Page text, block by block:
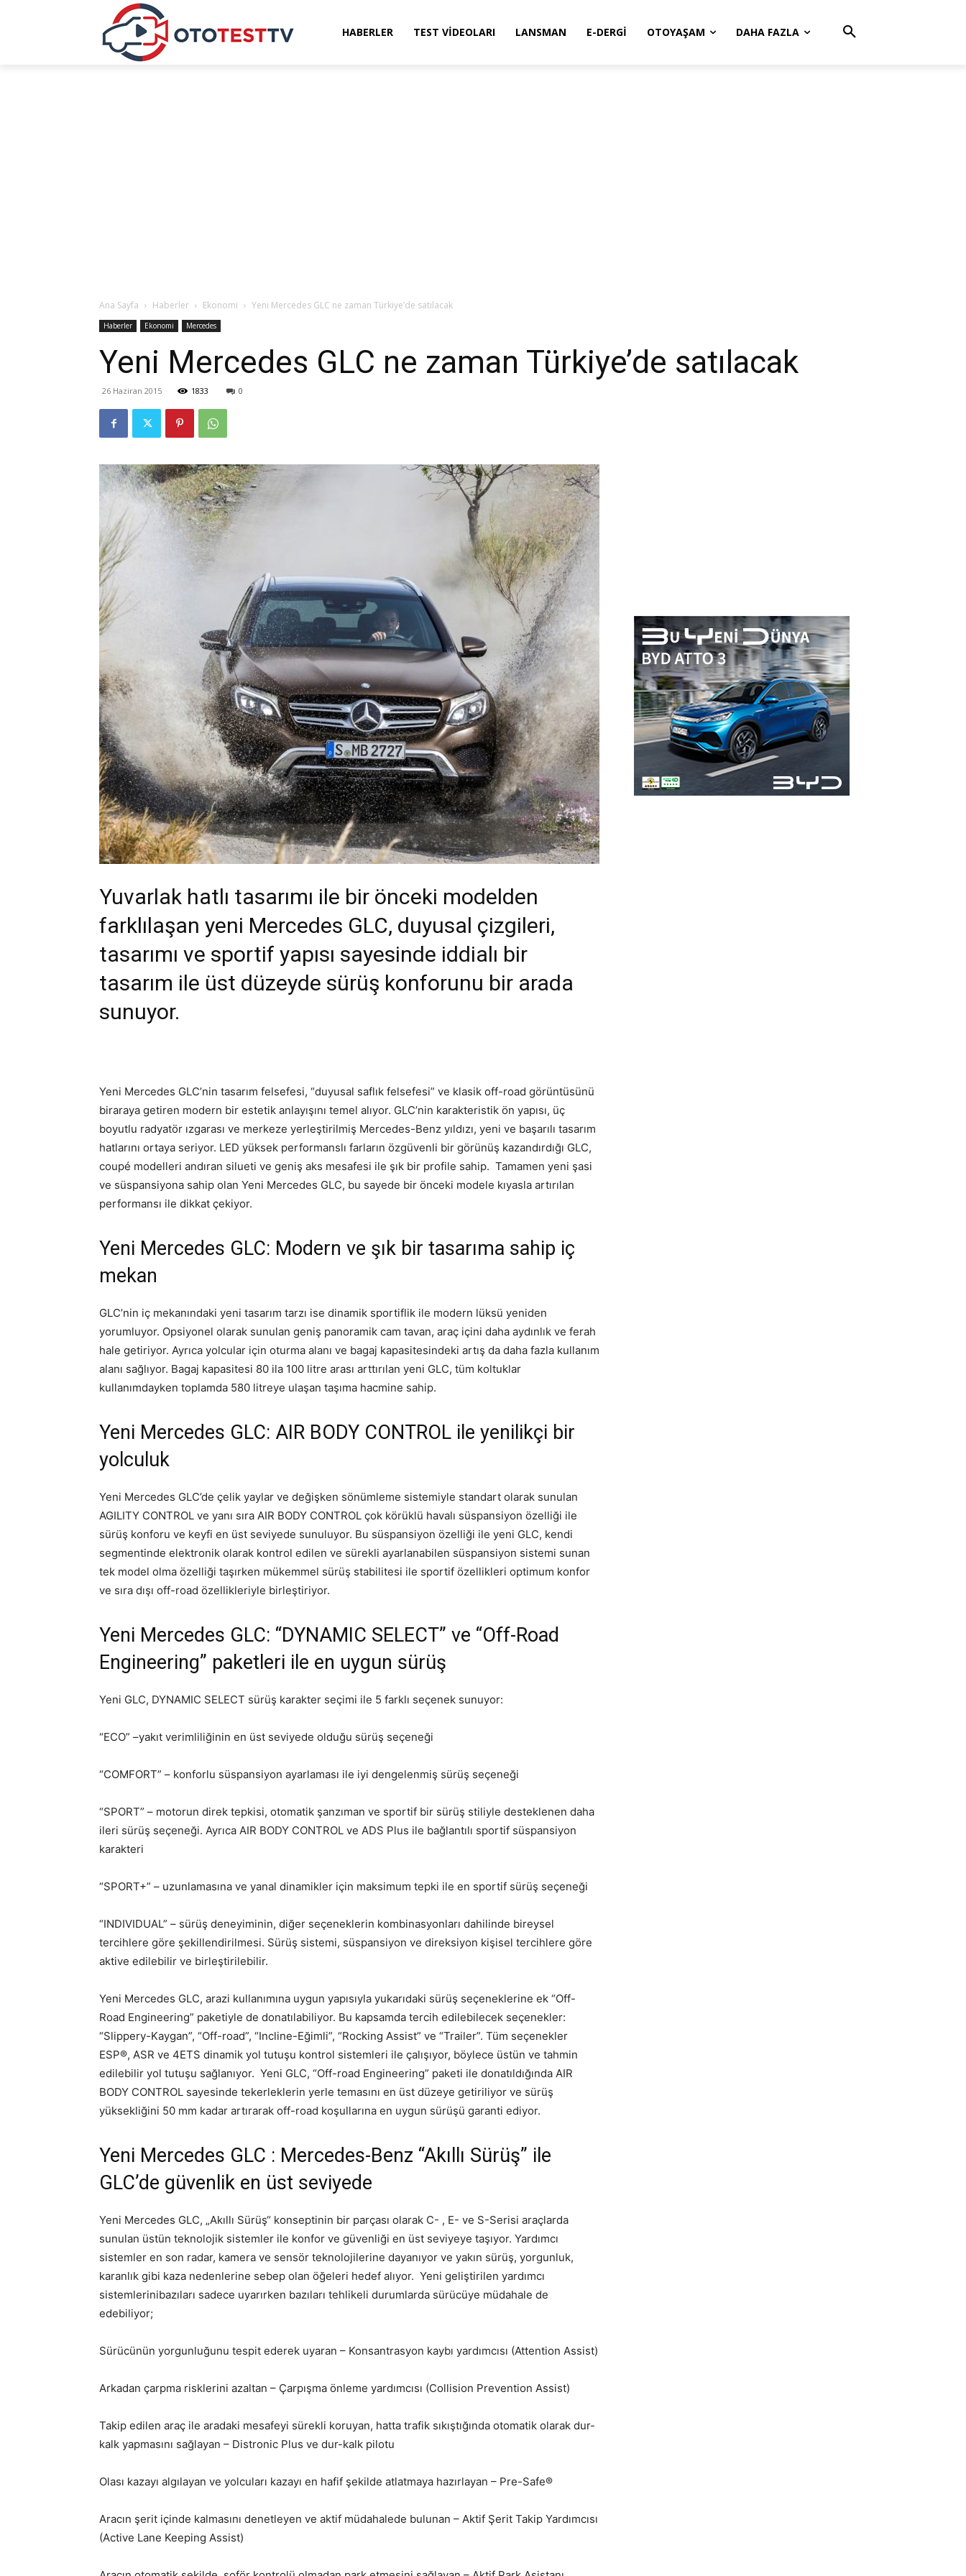
HABERLER TEST VIDEOLARI LANSMAN E-DERGI OTOYAŞAM DAHA FAZLA
Ana Sayfa Haberler Ekonomi Yeni Mercedes GLC ne zaman Türkiye’de satılacak
Haberler Ekonomi Mercedes
Yeni Mercedes GLC ne zaman Türkiye’de satılacak
26 Haziran 2015 1833 0
Yuvarlak hatlı tasarımı ile bir önceki modelden
farklılaşan yeni Mercedes GLC, duyusal çizgileri,
tasarımı ve sportif yapısı sayesinde iddialı bir
tasarım ile üst düzeyde sürüş konforunu bir arada
sunuyor.
Yeni Mercedes GLC’nin tasarım felsefesi, “duyusal saflık felsefesi” ve klasik off-road görüntüsünü
biraraya getiren modern bir estetik anlayışını temel alıyor. GLC’nin karakteristik ön yapısı, üç
boyutlu radyatör ızgarası ve merkeze yerleştirilmiş Mercedes-Benz yıldızı, yeni ve başarılı tasarım
hatlarını ortaya seriyor. LED yüksek performanslı farların özgüvenli bir görünüş kazandırdığı GLC,
coupé modelleri andıran silueti ve geniş aks mesafesi ile şık bir profile sahip. Tamamen yeni şasi
ve süspansiyona sahip olan Yeni Mercedes GLC, bu sayede bir önceki modele kıyasla artırılan
performansı ile dikkat çekiyor.
Yeni Mercedes GLC: Modern ve şık bir tasarıma sahip iç
mekan
GLC’nin iç mekanındaki yeni tasarım tarzı ise dinamik sportiflik ile modern lüksü yeniden
yorumluyor. Opsiyonel olarak sunulan geniş panoramik cam tavan, araç içini daha aydınlık ve ferah
hale getiriyor. Ayrıca yolcular için oturma alanı ve bagaj kapasitesindeki artış da daha fazla kullanım
alanı sağlıyor. Bagaj kapasitesi 80 ila 100 litre arası arttırılan yeni GLC, tüm koltuklar
kullanımdayken toplamda 580 litreye ulaşan taşıma hacmine sahip.
Yeni Mercedes GLC: AIR BODY CONTROL ile yenilikçi bir
yolculuk
Yeni Mercedes GLC’de çelik yaylar ve değişken sönümleme sistemiyle standart olarak sunulan
AGILITY CONTROL ve yanı sıra AIR BODY CONTROL çok körüklü havalı süspansiyon özelliği ile
sürüş konforu ve keyfi en üst seviyede sunuluyor. Bu süspansiyon özelliği ile yeni GLC, kendi
segmentinde elektronik olarak kontrol edilen ve sürekli ayarlanabilen süspansiyon sistemi sunan
tek model olma özelliği taşırken mükemmel sürüş stabilitesi ile sportif özellikleri optimum konfor
ve sıra dışı off-road özellikleriyle birleştiriyor.
Yeni Mercedes GLC: “DYNAMIC SELECT” ve “Off-Road
Engineering” paketleri ile en uygun sürüş
Yeni GLC, DYNAMIC SELECT sürüş karakter seçimi ile 5 farklı seçenek sunuyor:
“ECO” –yakıt verimliliğinin en üst seviyede olduğu sürüş seçeneği
“COMFORT” – konforlu süspansiyon ayarlaması ile iyi dengelenmiş sürüş seçeneği
“SPORT” – motorun direk tepkisi, otomatik şanzıman ve sportif bir sürüş stiliyle desteklenen daha
ileri sürüş seçeneği. Ayrıca AIR BODY CONTROL ve ADS Plus ile bağlantılı sportif süspansiyon
karakteri
“SPORT+” – uzunlamasına ve yanal dinamikler için maksimum tepki ile en sportif sürüş seçeneği
“INDIVIDUAL” – sürüş deneyiminin, diğer seçeneklerin kombinasyonları dahilinde bireysel
tercihlere göre şekillendirilmesi. Sürüş sistemi, süspansiyon ve direksiyon kişisel tercihlere göre
aktive edilebilir ve birleştirilebilir.
Yeni Mercedes GLC, arazi kullanımına uygun yapısıyla yukarıdaki sürüş seçeneklerine ek “Off-
Road Engineering” paketiyle de donatılabiliyor. Bu kapsamda tercih edilebilecek seçenekler:
“Slippery-Kaygan”, “Off-road”, “Incline-Eğimli”, “Rocking Assist” ve “Trailer”. Tüm seçenekler
ESP®, ASR ve 4ETS dinamik yol tutuşu kontrol sistemleri ile çalışıyor, böylece üstün ve tahmin
edilebilir yol tutuşu sağlanıyor. Yeni GLC, “Off-road Engineering” paketi ile donatıldığında AIR
BODY CONTROL sayesinde tekerleklerin yerle temasını en üst düzeye getiriliyor ve sürüş
yüksekliğini 50 mm kadar artırarak off-road koşullarına en uygun sürüşü garanti ediyor.
Yeni Mercedes GLC : Mercedes-Benz “Akıllı Sürüş” ile
GLC’de güvenlik en üst seviyede
Yeni Mercedes GLC, „Akıllı Sürüş“ konseptinin bir parçası olarak C- , E- ve S-Serisi araçlarda
sunulan üstün teknolojik sistemler ile konfor ve güvenliği en üst seviyeye taşıyor. Yardımcı
sistemler en son radar, kamera ve sensör teknolojilerine dayanıyor ve yakın sürüş, yorgunluk,
karanlık gibi kaza nedenlerine sebep olan öğeleri hedef alıyor. Yeni geliştirilen yardımcı
sistemlerinibazıları sadece uyarırken bazıları tehlikeli durumlarda sürücüye müdahale de
edebiliyor;
Sürücünün yorgunluğunu tespit ederek uyaran – Konsantrasyon kaybı yardımcısı (Attention Assist)
Arkadan çarpma risklerini azaltan – Çarpışma önleme yardımcısı (Collision Prevention Assist)
Takip edilen araç ile aradaki mesafeyi sürekli koruyan, hatta trafik sıkıştığında otomatik olarak dur-
kalk yapmasını sağlayan – Distronic Plus ve dur-kalk pilotu
Olası kazayı algılayan ve yolcuları kazayı en hafif şekilde atlatmaya hazırlayan – Pre-Safe®
Aracın şerit içinde kalmasını denetleyen ve aktif müdahalede bulunan – Aktif Şerit Takip Yardımcısı
(Active Lane Keeping Assist)